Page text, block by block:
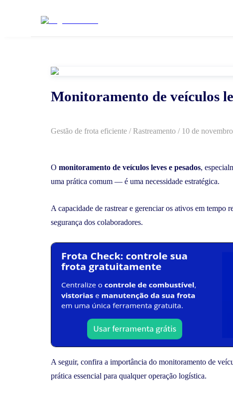
Monitoramento de veículos
Gestão de frota eficiente /Rastreamento / 10 de
O monitoramento de veículos leves e pesados,
uma prática comum — é uma necessidade estratégica.
A capacidade de rastrear e gerenciar os ativos em tempo
segurança dos colaboradores.
A seguir, confira a importância do monitoramento de
prática essencial para qualquer operação logística.